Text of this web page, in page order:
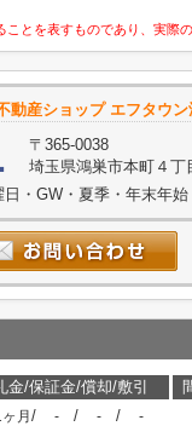
とを表すものであり、実際
動産ショップ エフタウ
〒365-0038
埼玉県鴻巣市本町４
・GW・夏季・年末年始
金/保証金/償却/敷引
月 / - / - / -